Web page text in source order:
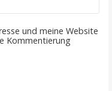
und meine Website
Kommentierung